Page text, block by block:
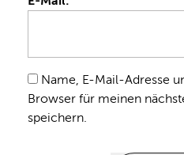
Name, E-Mail-Adresse
Browser für meinen
speichern.